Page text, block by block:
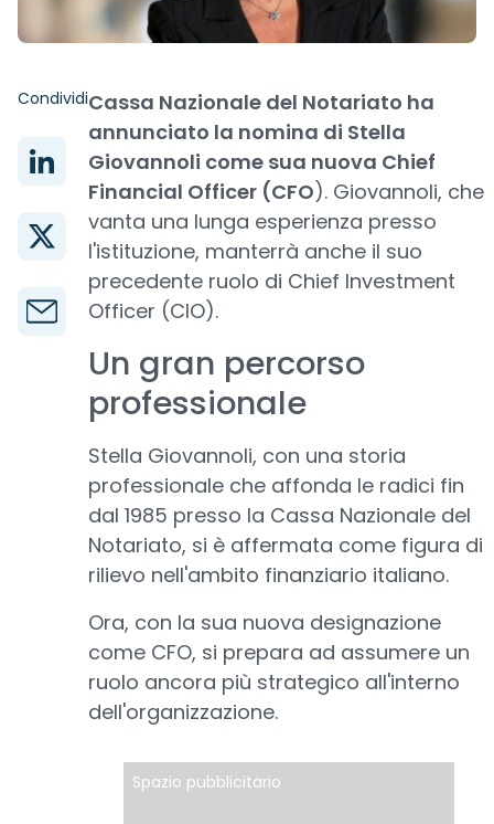
CondividiCassa Nazionale del Notariato ha
annunciato la nomina di Stella
Giovannoli come sua nuova Chief
Financial Officer (CFO). Giovannoli, che
vanta una lunga esperienza presso
l'istituzione, manterrà anche il suo
precedente ruolo di Chief Investment
Officer (CIO).
Un gran percorso
professionale
Stella Giovannoli, con una storia
professionale che affonda le radici fin
dal 1985 presso la Cassa Nazionale del
Notariato, si è affermata come figura di
rilievo nell'ambito finanziario italiano.
Ora, con la sua nuova designazione
come CFO, si prepara ad assumere un
ruolo ancora più strategico all'interno
dell'organizzazione.
Spazio pubblicitario